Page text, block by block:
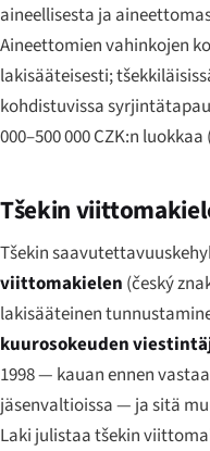
aineellisesta ja
Aineettomien vahinkojen
lakisääteisesti;
kohdistuvissa
000–500 000 CZK:n luokkaa
Tšekin
Tšekin
viittomakielen (český
lakisääteinen
kuurosokeuden
1998 — kauan ennen
jäsenvaltioissa — ja sitä
Laki julistaa tšekin